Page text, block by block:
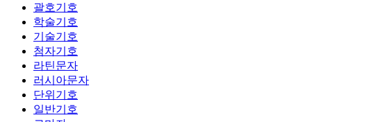
괄호기호
학술기호
기술기호
첨자기호
라틴문자
러시아문자
단위기호
일반기호